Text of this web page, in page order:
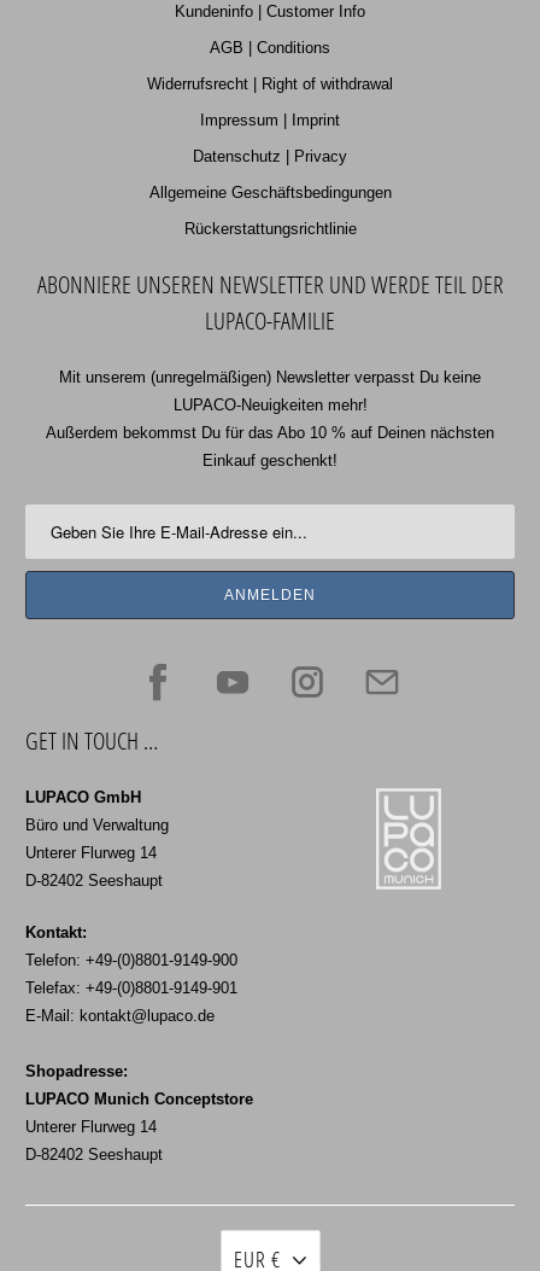
Kundeninfo | Customer Info
AGB | Conditions
Widerrufsrecht | Right of withdrawal
Impressum | Imprint
Datenschutz | Privacy
Allgemeine Geschäftsbedingungen
Rückerstattungsrichtlinie
ABONNIERE UNSEREN NEWSLETTER UND WERDE TEIL DER
LUPACO-FAMILIE
Mit unserem (unregelmäßigen) Newsletter verpasst Du keine
LUPACO-Neuigkeiten mehr!
Außerdem bekommst Du für das Abo 10 % auf Deinen nächsten
Einkauf geschenkt!
GET IN TOUCH …
LUPACO GmbH
Büro und Verwaltung
Unterer Flurweg 14
D-82402 Seeshaupt
Kontakt:
Telefon: +49-(0)8801-9149-900
Telefax: +49-(0)8801-9149-901
E-Mail: kontakt@lupaco.de
Shopadresse:
LUPACO Munich Conceptstore
Unterer Flurweg 14
D-82402 Seeshaupt
EUR €